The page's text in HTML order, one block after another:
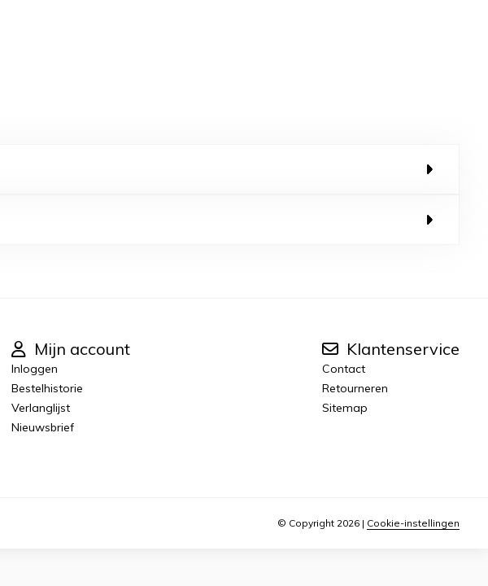
Mijn account
Inloggen
Bestelhistorie
Verlanglijst
Nieuwsbrief
Klantenservice
Contact
Retourneren
Sitemap
© Copyright 2026 | Cookie-instellingen